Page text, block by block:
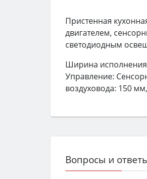
Пристенная
двигателем,
светодиодным
Ширина
Управление:
воздуховода: 150
Вопросы и